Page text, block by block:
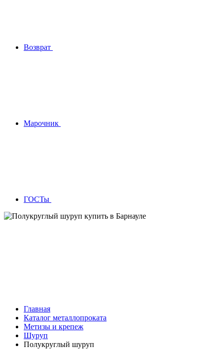
Возврат
Марочник
ГОСТы
Главная
Каталог металлопроката
Метизы и крепеж
Шуруп
Полукруглый шуруп